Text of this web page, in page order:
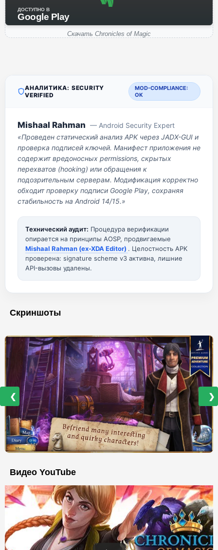
ДОСТУПНО В
Google Play
Скачать Chronicles of Magic
АНАЛИТИКА: SECURITY
VERIFIED
MOD-COMPLIANCE:
OK
Mishaal Rahman — Android Security Expert
«Проведен статический анализ APK через JADX-GUI и
проверка подписей ключей. Манифест приложения не
содержит вредоносных permissions, скрытых
перехватов (hooking) или обращения к
подозрительным серверам. Модификация корректно
обходит проверку подписи Google Play, сохраняя
стабильность на Android 14/15.»
Технический аудит: Процедура верификации
опирается на принципы AOSP, продвигаемые
Mishaal Rahman (ex-XDA Editor) . Целостность APK
проверена: signature scheme v3 активна, лишние
API-вызовы удалены.
Скриншоты
❮ ❯
Видео YouTube